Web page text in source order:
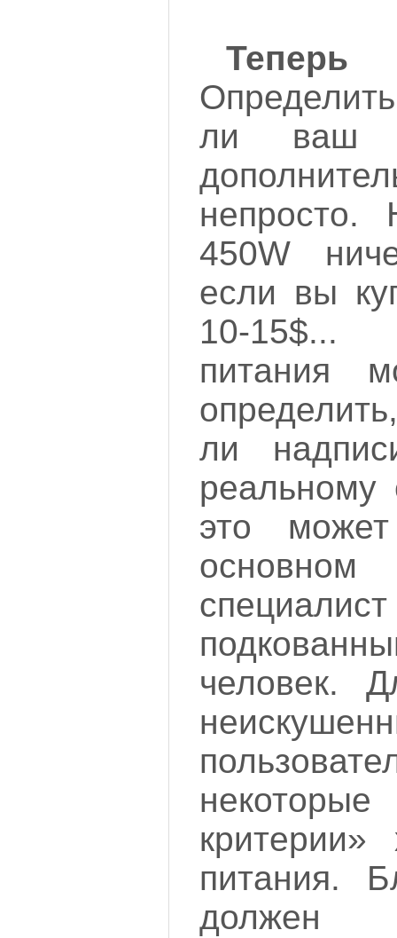
ли ваш
непросто.
450W
если вы
10-15$...
питания
ли
это
человек.
критерии»
питания.
должен